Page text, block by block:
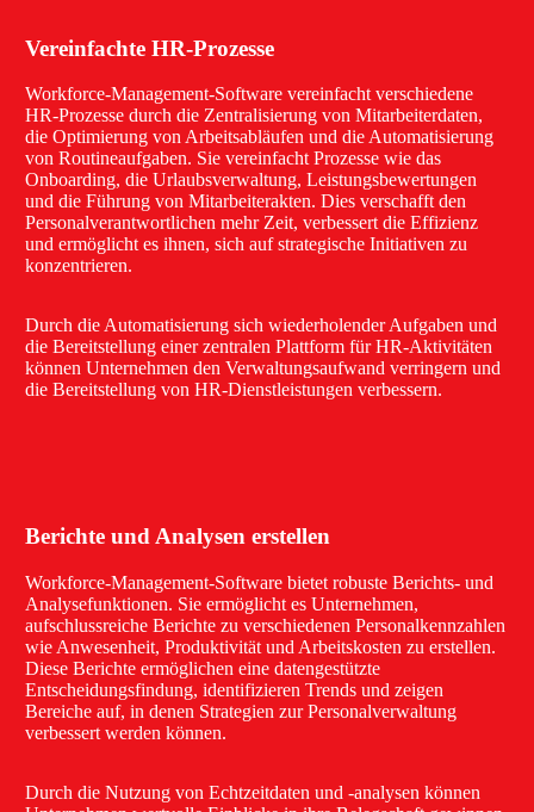
Vereinfachte HR-Prozesse
Workforce-Management-Software vereinfacht verschiedene
HR-Prozesse durch die Zentralisierung von Mitarbeiterdaten,
die Optimierung von Arbeitsabläufen und die Automatisierung
von Routineaufgaben. Sie vereinfacht Prozesse wie das
Onboarding, die Urlaubsverwaltung, Leistungsbewertungen
und die Führung von Mitarbeiterakten. Dies verschafft den
Personalverantwortlichen mehr Zeit, verbessert die Effizienz
und ermöglicht es ihnen, sich auf strategische Initiativen zu
konzentrieren.
Durch die Automatisierung sich wiederholender Aufgaben und
die Bereitstellung einer zentralen Plattform für HR-Aktivitäten
können Unternehmen den Verwaltungsaufwand verringern und
die Bereitstellung von HR-Dienstleistungen verbessern.
Berichte und Analysen erstellen
Workforce-Management-Software bietet robuste Berichts- und
Analysefunktionen. Sie ermöglicht es Unternehmen,
aufschlussreiche Berichte zu verschiedenen Personalkennzahlen
wie Anwesenheit, Produktivität und Arbeitskosten zu erstellen.
Diese Berichte ermöglichen eine datengestützte
Entscheidungsfindung, identifizieren Trends und zeigen
Bereiche auf, in denen Strategien zur Personalverwaltung
verbessert werden können.
Durch die Nutzung von Echtzeitdaten und -analysen können